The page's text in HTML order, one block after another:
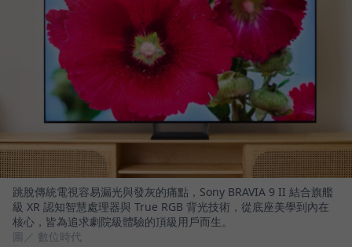
跳脫傳統電視容易漏光與發灰的痛點，Sony BRAVIA 9 II 結合旗艦
級 XR 認知智慧處理器與 True RGB 背光技術，從底座美學到內在
核心，皆為追求劇院級體驗的頂級用戶而生。
圖／ 數位時代